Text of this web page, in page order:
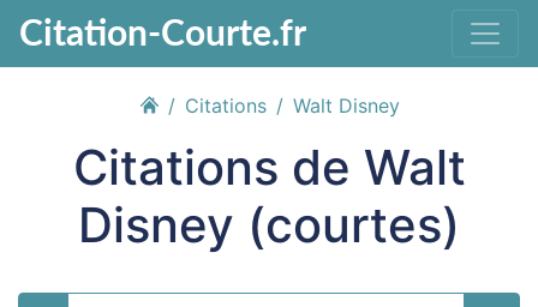
Citation-Courte.fr
Citations Walt Disney
Citations de Walt
Disney (courtes)